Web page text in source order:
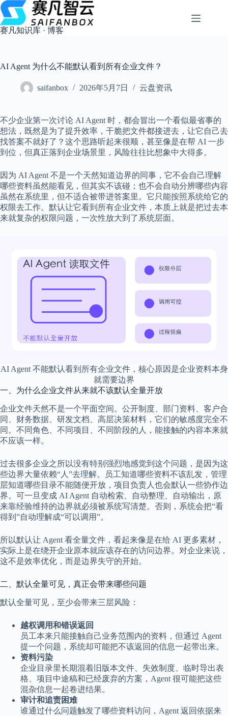
跳
过
内
容
赛凡知识库 · 博客
AI Agent 为什么不能默认看到所有企业文件？
saifanbox 2026年5月7日 云盘资讯
不少企业第一次讨论 AI Agent 时，都会冒出一个看似最省事的
想法，既然是为了提升效率，干脆把文件都接进去，让它自己去
找答案不就好了？这个思路听起来很顺，甚至像是在帮 AI 一步
到位，但真正落到企业场景里，风险往往比想象中大得多。
因为 AI Agent 不是一个天然知道边界的同事，它不会自己理解
哪些资料虽然能看见，但其实不该碰；也不会自动分辨哪些内容
虽然在系统里，但不适合被带进答案里。它只能按照系统给它的
权限去工作。默认让它看到所有企业文件，本质上就是把过去本
来就复杂的权限问题，一次性放大到了系统层面。
AI Agent 不能默认看到所有企业文件，核心原因是企业资料本身
就需要边界
一、为什么企业文件从来就不该默认全量开放
企业文件天然不是一个平面空间。公开制度、部门资料、客户合
同、财务数据、研发文档、高层决策材料，它们的敏感度完全不
同。不同角色、不同项目、不同阶段的人，能接触的内容本来就
不应该一样。
过去很多企业之所以没有特别强烈地感觉到这个问题，是因为这
些边界大量依赖“人”去理解。员工知道哪些资料不该乱发，管理
层知道哪些目录不能随便开放，项目负责人也会默认一些协作边
界。可一旦变成 AI Agent 自动检索、自动整理、自动输出，原
来靠经验维持的边界就必须被系统写清楚。否则，系统会把“看
得到”自动理解成“可以调用”。
所以默认让 Agent 看全量文件，看起来像是在给 AI 更多素材，
实际上是在绕开企业原本就应该存在的访问边界。对企业来说，
这不是效率优化，而是边界失守的开始。
二、默认全量可见，真正会带来哪些问题
默认全量可见，至少会带来三层风险：
越权调用和错误返回
员工本来只能接触自己业务范围内的资料，但通过 Agent
提一个问题，系统却可能把不该返回的信息一起带出来。
资料污染
企业目录里长期混着旧版本文件、失效制度、临时导出表
格、项目中途稿和已经废弃的方案，Agent 很可能把这些
混杂信息一起卷进结果。
审计和追责困难
谁通过什么问题触发了哪些资料访问，Agent 返回依据来